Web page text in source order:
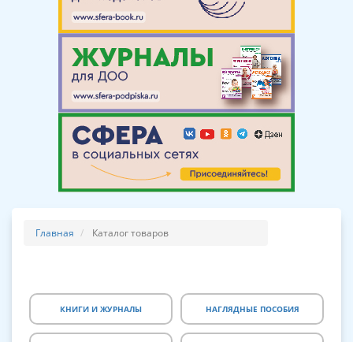
Главная Каталог товаров
КНИГИ И ЖУРНАЛЫ НАГЛЯДНЫЕ ПОСОБИЯ